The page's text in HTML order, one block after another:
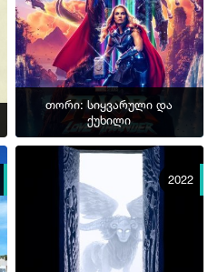
თორი: სიყვარული და
ქუხილი
2022